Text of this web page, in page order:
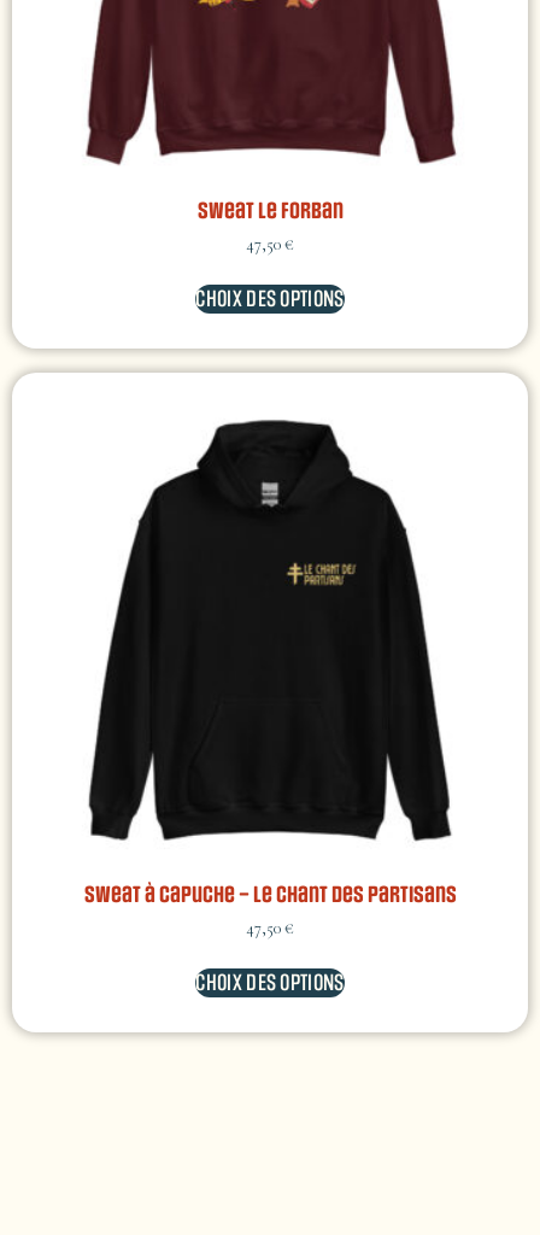
Sweat Le Forban
47,50€
CHOIX DES OPTIONS
Sweat à capuche – Le chant des Partisans
47,50€
CHOIX DES OPTIONS